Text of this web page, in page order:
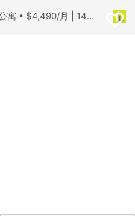
出租 • 温市中心3房2卫公寓 • $4,490/月 | 1405 Haro Street 小区 | 优利搜房